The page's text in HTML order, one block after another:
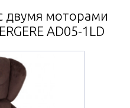
двумя моторами
AD05-1LD